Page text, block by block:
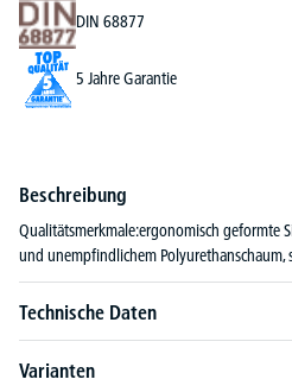
DIN 68877
5 Jahre Garantie
Beschreibung
Qualitätsmerkmale:ergonomisch geformte
und unempfindlichem
Technische Daten
Varianten